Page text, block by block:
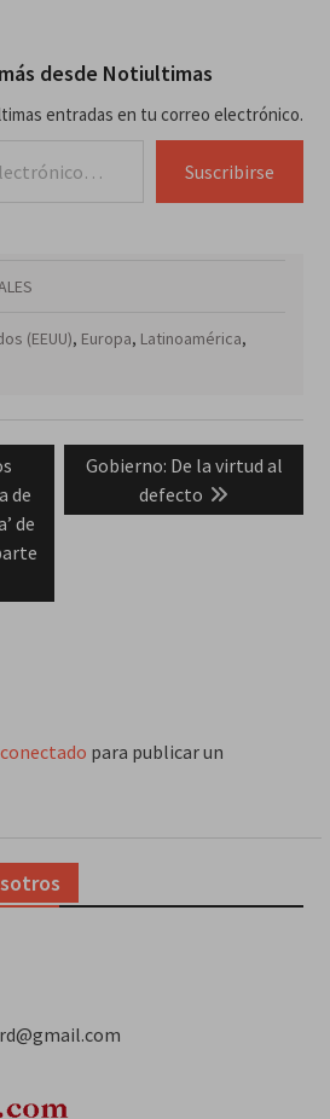
desde Notiultimas
entradas en tu correo electrónico.
Suscribirse
(EEUU), Europa, Latinoamérica,
de
de
Next
Gobierno: De la virtud al
defecto
conectado para publicar un